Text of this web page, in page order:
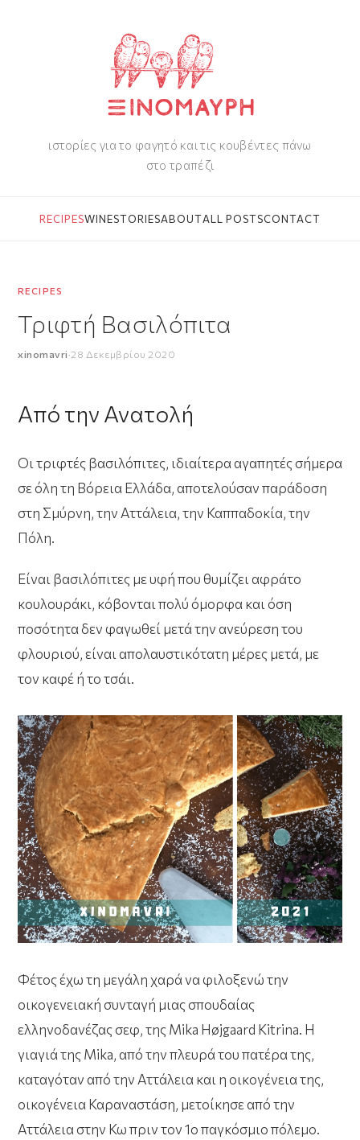
ιστορίες για το φαγητό και τις κουβέντες πάνω
στο τραπέζι
RECIPESWINESTORIESABOUTALL POSTSCONTACT
RECIPES
Τριφτή Βασιλόπιτα
xinomavri·28 Δεκεμβρίου 2020
Από την Ανατολή
Οι τριφτές βασιλόπιτες, ιδιαίτερα αγαπητές σήμερα
σε όλη τη Βόρεια Ελλάδα, αποτελούσαν παράδοση
στη Σμύρνη, την Αττάλεια, την Καππαδοκία, την
Πόλη.
Είναι βασιλόπιτες με υφή που θυμίζει αφράτο
κουλουράκι, κόβονται πολύ όμορφα και όση
ποσότητα δεν φαγωθεί μετά την ανεύρεση του
φλουριού, είναι απολαυστικότατη μέρες μετά, με
τον καφέ ή το τσάι.
Φέτος έχω τη μεγάλη χαρά να φιλοξενώ την
οικογενειακή συνταγή μιας σπουδαίας
ελληνοδανέζας σεφ, της Mika Højgaard Kitrina. Η
γιαγιά της Mika, από την πλευρά του πατέρα της,
καταγόταν από την Αττάλεια και η οικογένεια της,
οικογένεια Καραναστάση, μετοίκησε από την
Αττάλεια στην Κω πριν τον 1ο παγκόσμιο πόλεμο.